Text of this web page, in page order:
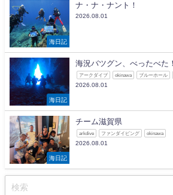
海日記
ナ・ナ・ナント！
2026.08.01
海日記
海況バツグン、べったべた
アークダイブ okinawa ブルーホール
2026.08.01
海日記
チーム滋賀県
arkdive ファンダイビング okinawa
2026.08.01